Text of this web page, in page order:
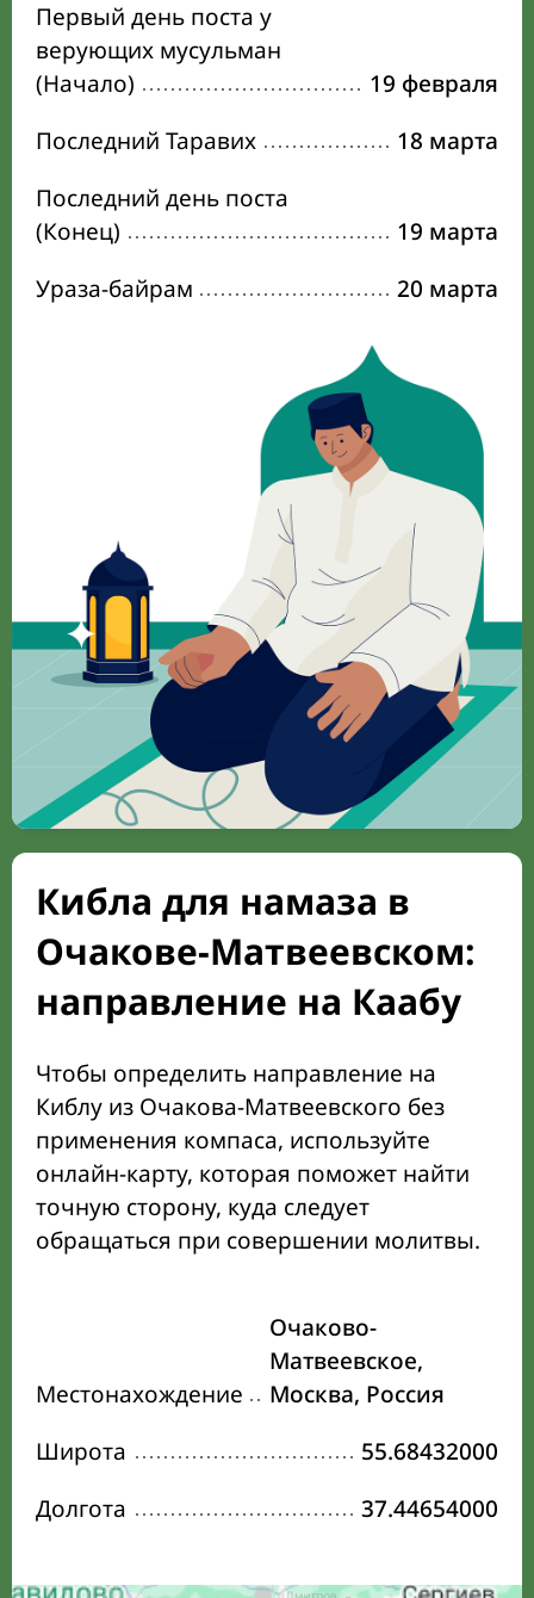
Первый день поста у
верующих мусульман
(Начало)
19 февраля
Последний Таравих
18 марта
Последний день поста
(Конец)
19 марта
Ураза-байрам
20 марта
Кибла для намаза в
Очакове-Матвеевском:
направление на Каабу
Чтобы определить направление на
Киблу из Очакова-Матвеевского без
применения компаса, используйте
онлайн-карту, которая поможет найти
точную сторону, куда следует
обращаться при совершении молитвы.
Местонахождение
Очаково-
Матвеевское,
Москва, Россия
Широта
55.68432000
Долгота
37.44654000